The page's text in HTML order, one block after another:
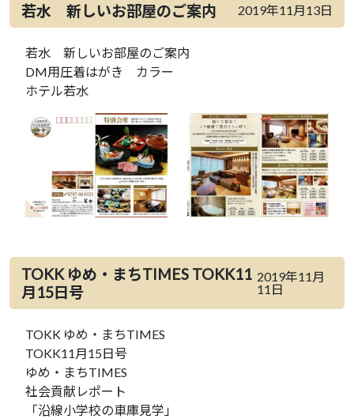
若水 新しいお部屋のご案内 2019年11月13日
若水 新しいお部屋のご案内
DM用圧着はがき カラー
ホテル若水
TOKK ゆめ・まちTIMES TOKK11
月15日号
2019年11月
11日
TOKK ゆめ・まちTIMES
TOKK11月15日号
ゆめ・まちTIMES
社会貢献レポート
「沿線小学校の車庫見学」